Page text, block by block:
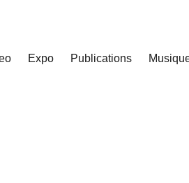
Expo Publications